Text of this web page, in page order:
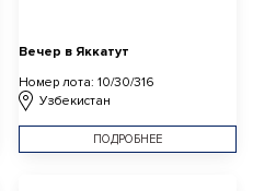
Вечер в Яккатут
Номер лота: 10/30/316
Узбекистан
ПОДРОБНЕЕ